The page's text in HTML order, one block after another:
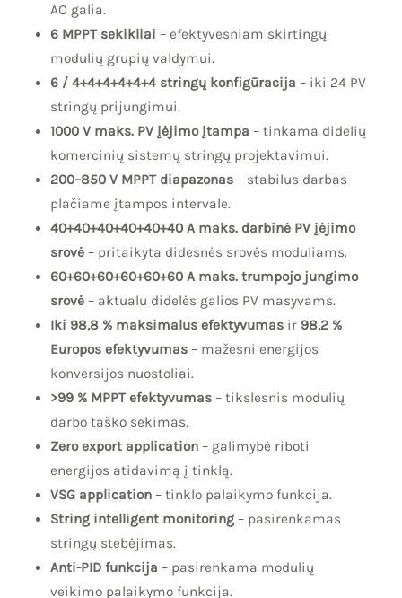
AC galia.
6 MPPT sekikliai – efektyvesniam skirtingų
modulių grupių valdymui.
6 / 4+4+4+4+4+4 stringų konfigūracija – iki 24 PV
stringų prijungimui.
1000 V maks. PV įėjimo įtampa – tinkama didelių
komercinių sistemų stringų projektavimui.
200–850 V MPPT diapazonas– stabilus darbas
plačiame įtampos intervale.
40+40+40+40+40+40 A maks. darbinė PV įėjimo
srovė– pritaikyta didesnės srovės moduliams.
60+60+60+60+60+60 A maks. trumpojo jungimo
srovė– aktualu didelės galios PV masyvams.
Iki 98,8 % maksimalus efektyvumasir 98,2 %
Europos efektyvumas– mažesni energijos
konversijos nuostoliai.
>99 % MPPT efektyvumas– tikslesnis modulių
darbo taško sekimas.
Zero export application– galimybė riboti
energijos atidavimą į tinklą.
VSG application– tinklo palaikymo funkcija.
String intelligent monitoring– pasirenkamas
stringų stebėjimas.
Anti-PID funkcija – pasirenkama modulių
veikimo palaikymo funkcija.